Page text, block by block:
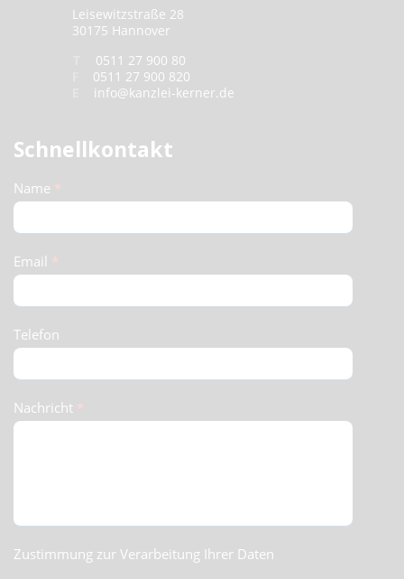
Leisewitzstraße 28
30175 Hannover
0511 27 900 80
0511 27 900 820
info@kanzlei-kerner.de
Schnellkontakt
Schnellkontakt
(Footer)
Name *
Email *
Telefon
Nachricht *
Zustimmung zur Verarbeitung Ihrer Daten